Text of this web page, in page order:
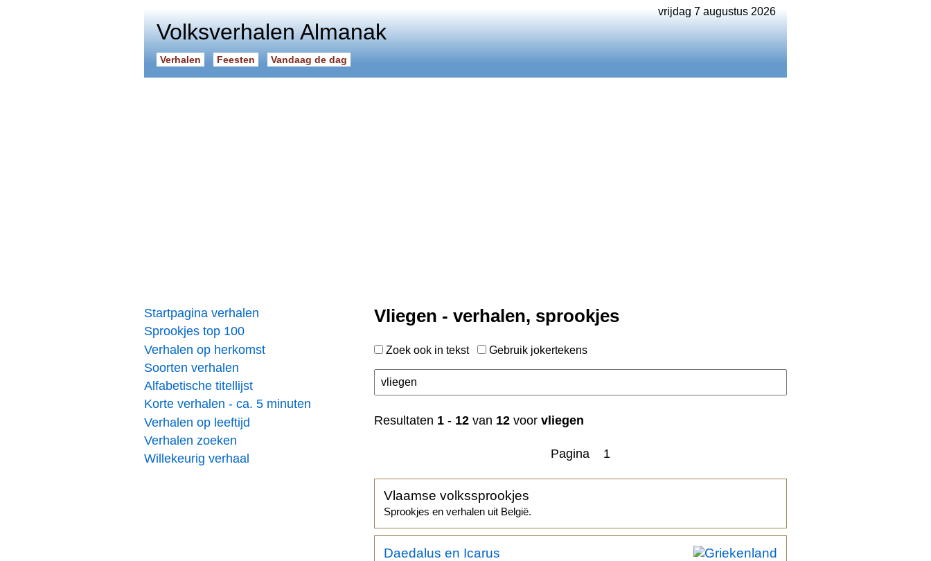
vrijdag 7 augustus 2026
Volksverhalen Almanak
Verhalen Feesten Vandaag de dag
Startpagina verhalen
Sprookjes top 100
Verhalen op herkomst
Soorten verhalen
Alfabetische titellijst
Korte verhalen - ca. 5 minuten
Verhalen op leeftijd
Verhalen zoeken
Willekeurig verhaal
Vliegen - verhalen, sprookjes
Zoek ook in tekst Gebruik jokertekens
Resultaten 1 - 12 van 12 voor vliegen
Pagina 1
Vlaamse volkssprookjes
Sprookjes en verhalen uit België.
Daedalus en Icarus